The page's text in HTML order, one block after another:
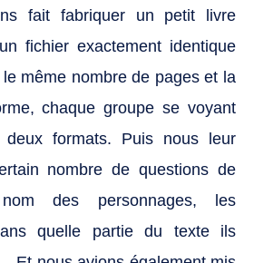
fait fabriquer un petit livre
fichier exactement identique
même nombre de pages et la
chaque groupe se voyant
deux formats. Puis nous leur
nombre de questions de
des personnages, les
quelle partie du texte ils